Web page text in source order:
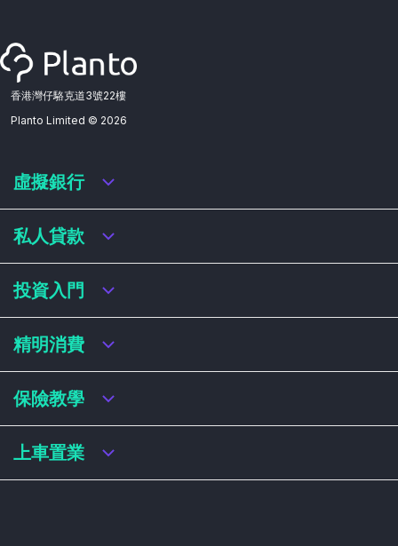
香港灣仔駱克道3號22樓
Planto Limited © 2026
虛擬銀行
虛擬銀行迎新優惠
虛擬銀行存款利率比較
虛擬銀行銀扣賬卡 / 信用卡
虛擬銀行貸款
私人貸款
私人貸款年利率比較
網上即批貸款
結餘轉戶
稅務貸款
財務公司貸款
投資入門
港股戶口收費及迎新優惠
基金平台比較
買加密貨幣教學
精明消費
網購信用卡
飛行里數信用卡
學生信用卡
保險教學
買保險基本概念
上車置業